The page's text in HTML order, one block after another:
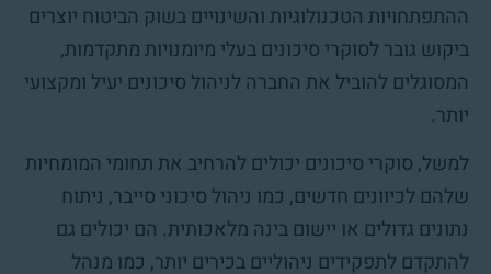
ההתפתחויות הטכנולוגיות והשינויים בשוק הביטוח יוצרים
ביקוש גובר לסוקרי סיכונים בעלי מיומנויות מתקדמות,
המסוגלים להוביל את החברה לניהול סיכונים יעיל ומקצועי
יותר.
למשל, סוקרי סיכונים יכולים להרחיב את תחומי המומחיות
שלהם לכיוונים חדשים, כמו ניהול סיכוני סייבר, ניתוח
נתונים גדולים או יישום בינה מלאכותית. הם יכולים גם
להתקדם לתפקידים ניהוליים בכירים יותר, כמו מנהל